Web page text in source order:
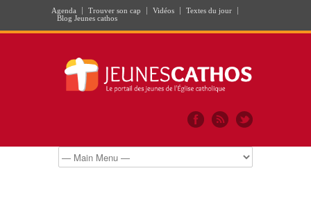
Agenda Trouver son cap Vidéos
Textes du jour
Blog Jeunes cathos